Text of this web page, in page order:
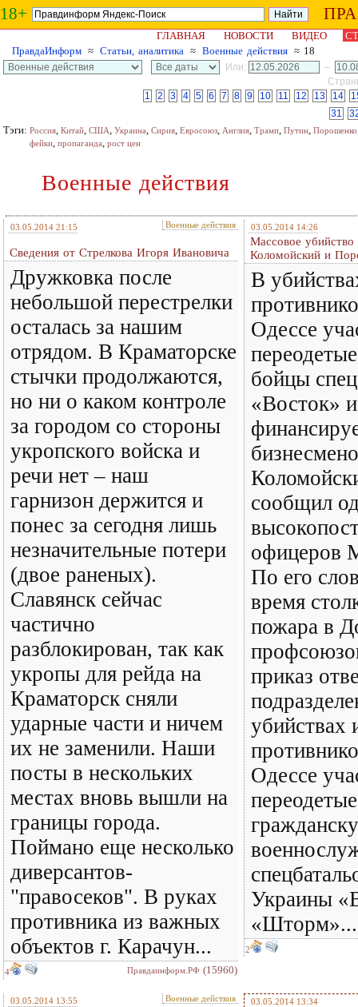
18+
ГЛАВНАЯ НОВОСТИ ВИДЕО
ПравдаИнформ ≈ Статьи, аналитика ≈ Военные действия ≈ 18
Или:
–
1
2 3 4 5 6 7 8 9 10 11 12 13 14
31
Тэги: Россия, Китай, США, Украина, Сирия, Евросоюз, Англия, Трамп, Путин, Порошенко
фейки, пропаганда, рост цен
Военные действия
03.05.2014 21:15 Военные действия
Сведения от Стрелкова Игоря Ивановича
Дружковка после
небольшой перестрелки
осталась за нашим
отрядом. В Краматорске
стычки продолжаются,
но ни о каком контроле
за городом со стороны
укропского войска и
речи нет – наш
гарнизон держится и
понес за сегодня лишь
незначительные потери
(двое раненых).
Славянск сейчас
частично
разблокирован, так как
укропы для рейда на
Краматорск сняли
ударные части и ничем
их не заменили. Наши
посты в нескольких
местах вновь вышли на
границы города.
Поймано еще несколько
диверсантов-
"правосеков". В руках
противника из важных
объектов г. Карачун...
4 Правдаинформ.РФ (15960)
03.05.2014 14:26
Массовое
Коломойский и
В
Одессе
бойцы
«Восток»
сообщил
офицеров
По его
время
пожара в
приказ
убийствах
Одессе
Украины
«Шторм»...
2
03.05.2014 13:55 Военные действия 03.05.2014 13:34